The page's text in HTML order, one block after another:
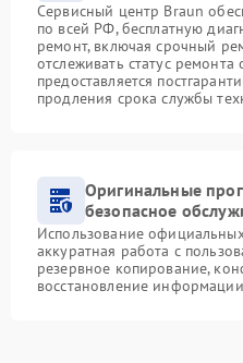
Сервисный центр Braun
по всей РФ, бесплатную
ремонт, включая срочный
отслеживать статус ремонта
предоставляется
продления срока службы
Оригинальные
безопасное
Использование
аккуратная работа с
резервное копирование,
восстановление